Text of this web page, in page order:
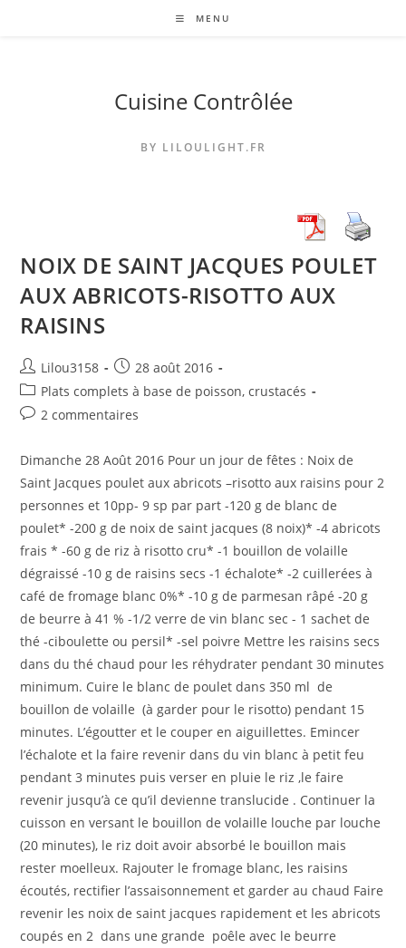
MENU
Cuisine Contrôlée
BY LILOULIGHT.FR
NOIX DE SAINT JACQUES POULET
AUX ABRICOTS-RISOTTO AUX
RAISINS
Auteur/autrice
de
la
publication :
Lilou3158
Publication
publiée :
28 août 2016
Post
category:
Plats complets à base de poisson, crustacés
Commentaires
la
publication :
2 commentaires
Dimanche 28 Août 2016 Pour un jour de fêtes : Noix de
Saint Jacques poulet aux abricots –risotto aux raisins pour 2
personnes et 10pp- 9 sp par part -120 g de blanc de
poulet* -200 g de noix de saint jacques (8 noix)* -4 abricots
frais * -60 g de riz à risotto cru* -1 bouillon de volaille
dégraissé -10 g de raisins secs -1 échalote* -2 cuillerées à
café de fromage blanc 0%* -10 g de parmesan râpé -20 g
de beurre à 41 % -1/2 verre de vin blanc sec - 1 sachet de
thé -ciboulette ou persil* -sel poivre Mettre les raisins secs
dans du thé chaud pour les réhydrater pendant 30 minutes
minimum. Cuire le blanc de poulet dans 350 ml de
bouillon de volaille (à garder pour le risotto) pendant 15
minutes. L’égoutter et le couper en aiguillettes. Emincer
l’échalote et la faire revenir dans du vin blanc à petit feu
pendant 3 minutes puis verser en pluie le riz ,le faire
revenir jusqu’à ce qu’il devienne translucide . Continuer la
cuisson en versant le bouillon de volaille louche par louche
(20 minutes), le riz doit avoir absorbé le bouillon mais
rester moelleux. Rajouter le fromage blanc, les raisins
écoutés, rectifier l’assaisonnement et garder au chaud Faire
revenir les noix de saint jacques rapidement et les abricots
coupés en 2 dans une grande poêle avec le beurre